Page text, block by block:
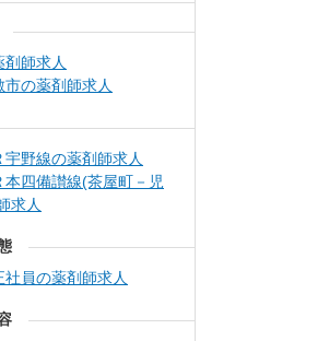
剤師求人
市の薬剤師求人
宇野線の薬剤師求人
本四備讃線(茶屋町－児
求人
社員の薬剤師求人